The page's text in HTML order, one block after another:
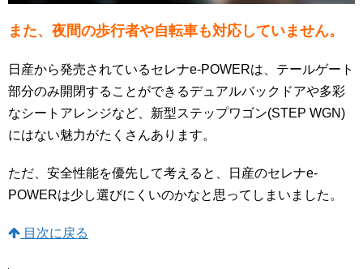
また、夜間の歩行者や自転車も対応していません。
日産から発売されているセレナe-POWERは、テールゲート
部分のみ開閉することができるデュアルバックドアや多彩
なシートアレンジなど、新型ステップワゴン(STEP WGN)
にはない魅力がたくさんあります。
ただ、安全性能を優先して考えると、日産のセレナe-
POWERは少し選びにくいのかなと思ってしまいました。
目次に戻る